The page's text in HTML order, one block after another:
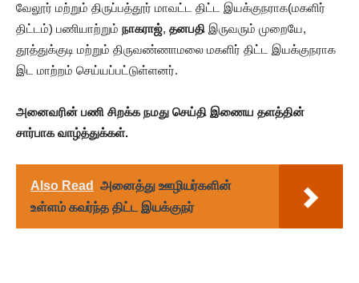
வேலூர் மற்றும் திருப்பத்தூர் மாவட்ட திட்ட இயக்குநராக(மகளிர்
திட்டம்) பணியாற்றும் நாகராஜ், தனபதி இருவரும் முறையே,
தூத்துக்குடி மற்றும் திருவண்ணாமலை மகளிர் திட்ட இயக்குநராக
இட மாற்றம் செய்யப்பட்டுள்ளனர்.
அனைவரின் பணி சிறக்க நமது செய்தி இணைய தளத்தின்
சார்பாக வாழ்த்துக்கள்.
Also Read
அனைத்து ஊழியர்களின்
உள்ளம் கவர்ந்த திட்ட இயக்குநர்